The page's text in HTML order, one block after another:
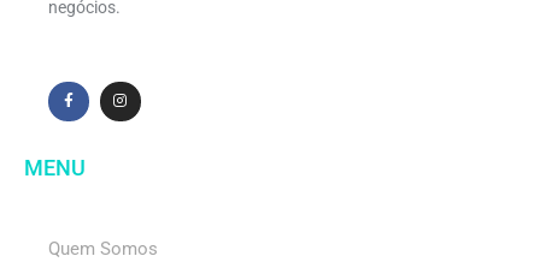
negócios.
MENU
Quem Somos